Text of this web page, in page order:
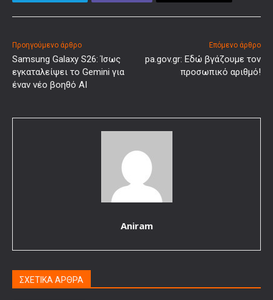
Προηγούμενο άρθρο
Samsung Galaxy S26: Ίσως
εγκαταλείψει το Gemini για
έναν νέο βοηθό AI
Επόμενο άρθρο
pa.gov.gr: Εδώ βγάζουμε τον
προσωπικό αριθμό!
Aniram
ΣΧΕΤΙΚΑ ΑΡΘΡΑ